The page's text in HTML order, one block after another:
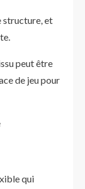
structure, et
peut être
de jeu pour
qui